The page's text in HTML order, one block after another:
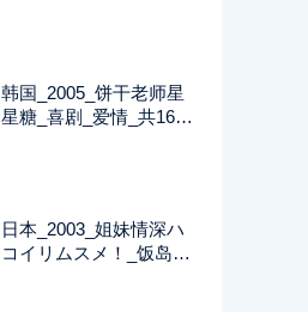
韩国_2005_饼干老师星
星糖_喜剧_爱情_共16集
日本_2003_姐妹情深ハ
コイリムスメ！_饭岛直